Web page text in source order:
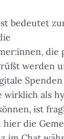
bedeutet
die
werden
wirklich als
ist
die